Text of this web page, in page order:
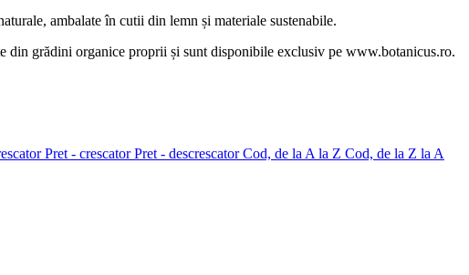
ambalate în cutii din lemn și materiale sustenabile.
din grădini organice proprii și sunt disponibile exclusiv pe www.botanicus.ro.
Pret - crescatorPret - descrescatorCod, de la A la Z Cod, de la Z la A